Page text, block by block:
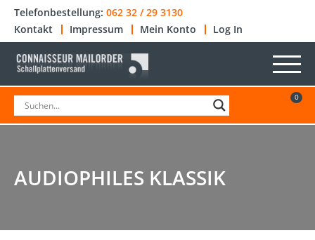
Telefonbestellung: 062 32 / 29 3130
Kontakt
Impressum Mein Konto Log In
0
AUDIOPHILES KLASSIK